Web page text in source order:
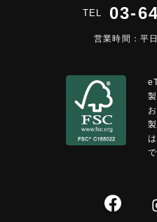
TEL 03-
営業時間：平
で